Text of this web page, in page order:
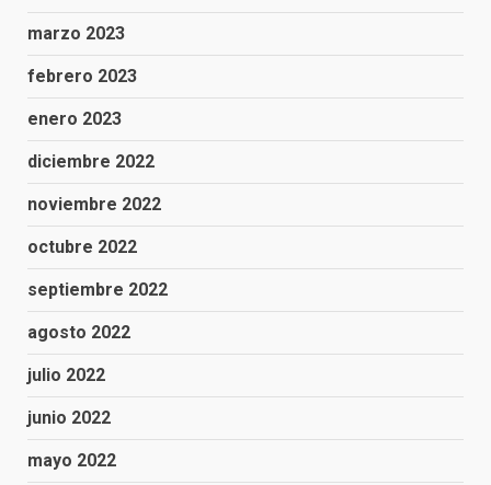
marzo 2023
febrero 2023
enero 2023
diciembre 2022
noviembre 2022
octubre 2022
septiembre 2022
agosto 2022
julio 2022
junio 2022
mayo 2022